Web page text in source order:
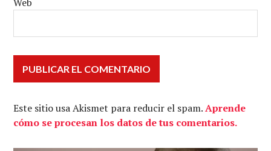
Web
Este sitio usa Akismet para reducir el spam.Aprende
cómo se procesan los datos de tus comentarios.